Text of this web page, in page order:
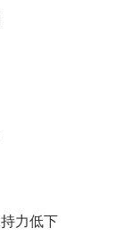
力低下